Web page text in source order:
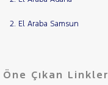
2. El Araba Samsun
Öne Çıkan Linkler